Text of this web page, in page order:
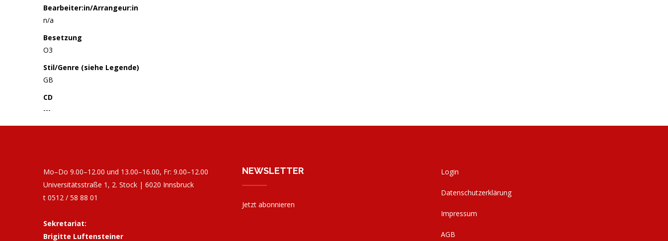
Bearbeiter:in/Arrangeur:in
n/a
Besetzung
O3
Stil/Genre (siehe Legende)
GB
CD
---
Mo–Do 9.00–12.00 und 13.00–16.00, Fr: 9.00–12.00
Universitätsstraße 1, 2. Stock | 6020 Innsbruck
t 0512 / 58 88 01
Sekretariat:
Brigitte Luftensteiner
NEWSLETTER
Jetzt abonnieren
Login
Datenschutzerklärung
Impressum
AGB